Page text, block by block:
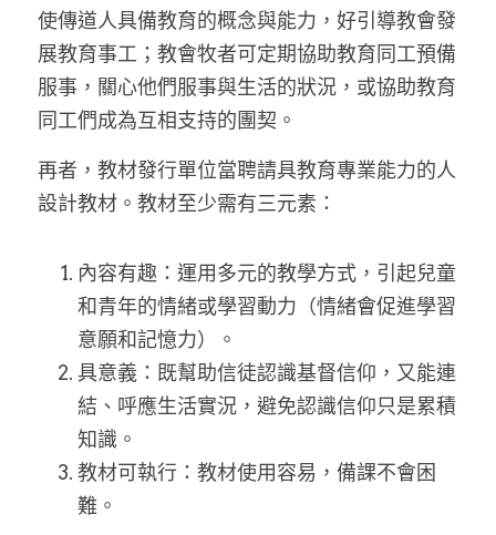
使傳道人具備教育的概念與能力，好引導教會發
展教育事工；教會牧者可定期協助教育同工預備
服事，關心他們服事與生活的狀況，或協助教育
同工們成為互相支持的團契。
再者，教材發行單位當聘請具教育專業能力的人
設計教材。教材至少需有三元素：
內容有趣：運用多元的教學方式，引起兒童
和青年的情緒或學習動力（情緒會促進學習
意願和記憶力）。
具意義：既幫助信徒認識基督信仰，又能連
結、呼應生活實況，避免認識信仰只是累積
知識。
教材可執行：教材使用容易，備課不會困
難。